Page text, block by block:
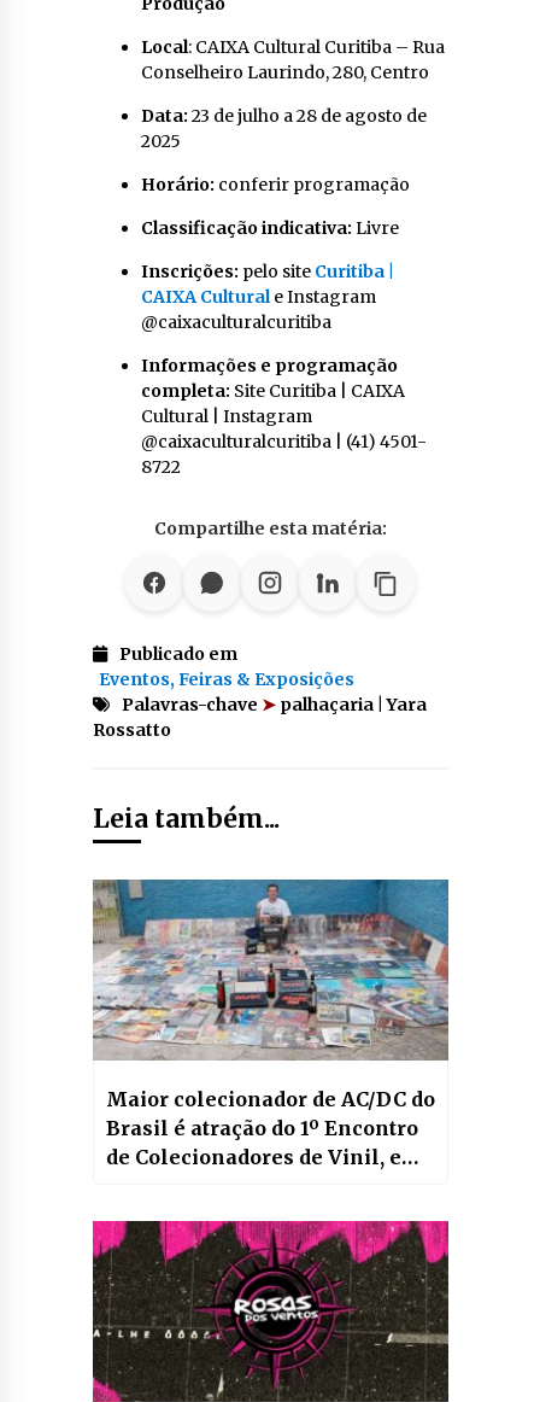
Local: CAIXA Cultural Curitiba – Rua
Conselheiro Laurindo, 280, Centro
Data: 23 de julho a 28 de agosto de
2025
Horário: conferir programação
Classificação indicativa: Livre
Inscrições: pelo site Curitiba |
CAIXA Culturale Instagram
@caixaculturalcuritiba
Informações e programação
completa: Site Curitiba | CAIXA
Cultural | Instagram
@caixaculturalcuritiba | (41) 4501-
8722
Compartilhe esta matéria:
Publicado em
Eventos, Feiras & Exposições
Palavras-chave ➤palhaçaria | Yara
Rossatto
Leia também...
Maior colecionador de AC/DC do
Brasil é atração do 1º Encontro
de Colecionadores de Vinil, em